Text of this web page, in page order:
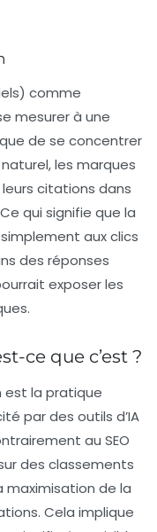
comme
mesurer à une
de se concentrer
, les marques
citations dans
qui signifie que la
aux clics
des réponses
exposer les
ce que c’est ?
est la pratique
par des outils d’IA
au SEO
des classements
maximisation de la
Cela implique